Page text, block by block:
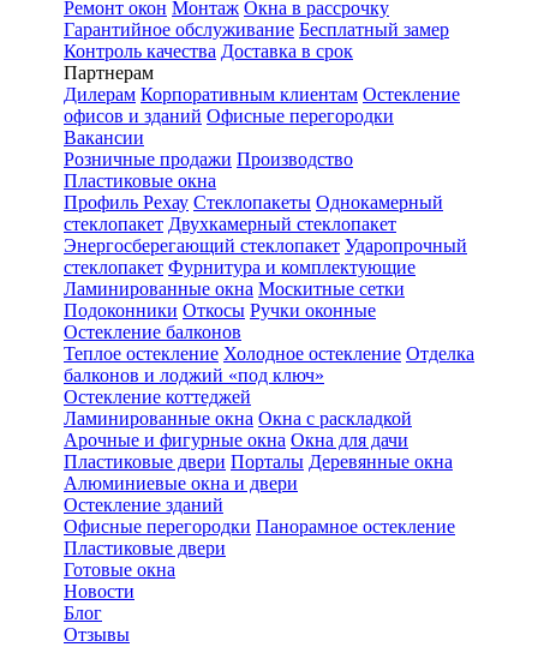
Ремонт окон Монтаж Окна в рассрочку
Гарантийное обслуживание Бесплатный замер
Контроль качества Доставка в срок
Партнерам
Дилерам Корпоративным клиентам Остекление
офисов и зданий Офисные перегородки
Вакансии
Розничные продажи Производство
Пластиковые окна
Профиль Рехау Стеклопакеты Однокамерный
стеклопакет Двухкамерный стеклопакет
Энергосберегающий стеклопакет Ударопрочный
стеклопакет Фурнитура и комплектующие
Ламинированные окна Москитные сетки
Подоконники Откосы Ручки оконные
Остекление балконов
Теплое остекление Холодное остекление Отделка
балконов и лоджий «под ключ»
Остекление коттеджей
Ламинированные окна Окна с раскладкой
Арочные и фигурные окна Окна для дачи
Пластиковые двери Порталы Деревянные окна
Алюминиевые окна и двери
Остекление зданий
Офисные перегородки Панорамное остекление
Пластиковые двери
Готовые окна
Новости
Блог
Отзывы